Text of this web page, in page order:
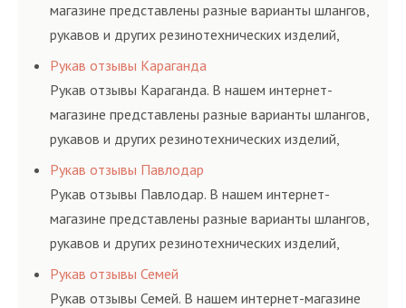
магазине представлены разные варианты шлангов,
рукавов и других резинотехнических изделий,
соответствующих ГОСТам, техническим условиям
и нормативам.
Рукав отзывы Караганда
Рукав отзывы Караганда. В нашем интернет-
магазине представлены разные варианты шлангов,
рукавов и других резинотехнических изделий,
соответствующих ГОСТам, техническим условиям
и нормативам.
Рукав отзывы Павлодар
Рукав отзывы Павлодар. В нашем интернет-
магазине представлены разные варианты шлангов,
рукавов и других резинотехнических изделий,
соответствующих ГОСТам, техническим условиям
и нормативам.
Рукав отзывы Семей
Рукав отзывы Семей. В нашем интернет-магазине